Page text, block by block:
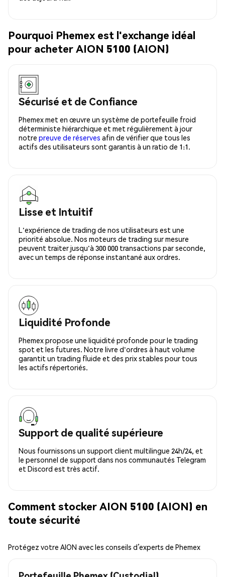
Pourquoi Phemex est l'exchange idéal
pour acheter AION 5100 (AION)
Sécurisé et de Confiance
Phemex met en œuvre un système de portefeuille froid
déterministe hiérarchique et met régulièrement à jour
notre preuve de réserves afin de vérifier que tous les
actifs des utilisateurs sont garantis à un ratio de 1:1.
Lisse et Intuitif
L'expérience de trading de nos utilisateurs est une
priorité absolue. Nos moteurs de trading sur mesure
peuvent traiter jusqu'à 300 000 transactions par seconde,
avec un temps de réponse instantané aux ordres.
Liquidité Profonde
Phemex propose une liquidité profonde pour le trading
spot et les futures. Notre livre d'ordres à haut volume
garantit un trading fluide et des prix stables pour tous
les actifs répertoriés.
Support de qualité supérieure
Nous fournissons un support client multilingue 24h/24, et
le personnel de support dans nos communautés Telegram
et Discord est très actif.
Comment stocker AION 5100 (AION) en
toute sécurité
Protégez votre AION avec les conseils d’experts de Phemex